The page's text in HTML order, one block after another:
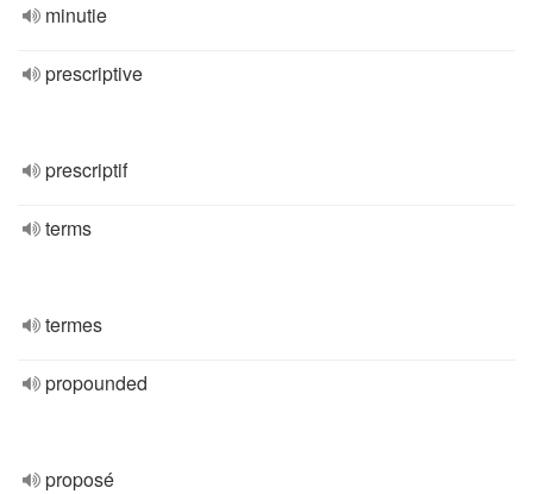
minutie
prescriptive
prescriptif
terms
termes
propounded
proposé